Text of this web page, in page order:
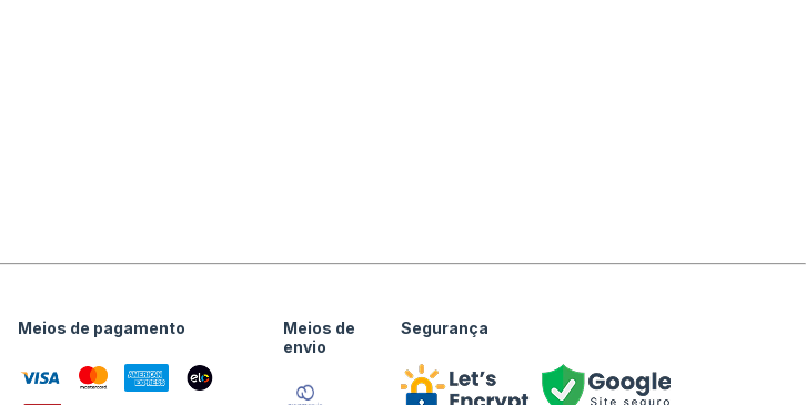
Meios de pagamento
Meios de
envio
Segurança